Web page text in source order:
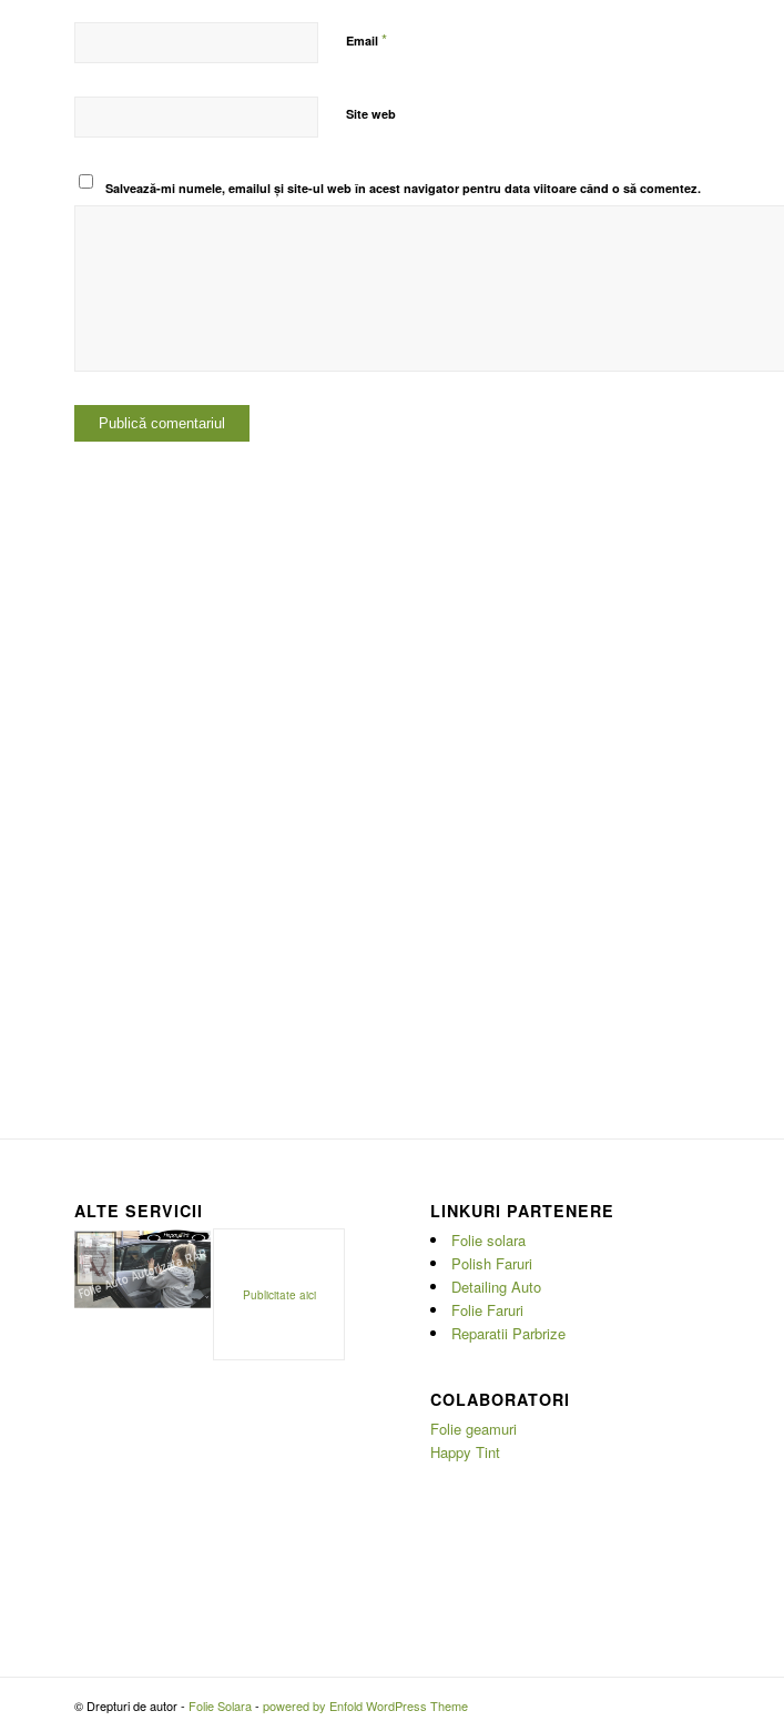
Email *
Site web
Salvează-mi numele, emailul și site-ul web în acest navigator pentru data viitoare când o să comentez.
ALTE SERVICII
Publicitate aici
LINKURI PARTENERE
Folie solara
Polish Faruri
Detailing Auto
Folie Faruri
Reparatii Parbrize
COLABORATORI
Folie geamuri
Happy Tint
© Drepturi de autor - Folie Solara- powered by Enfold WordPress Theme